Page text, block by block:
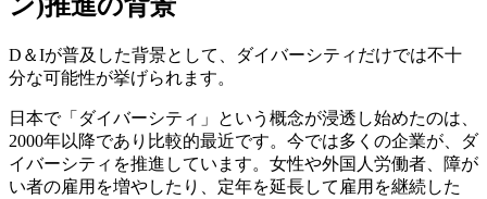
ン)推進の背景
D＆Iが普及した背景として、ダイバーシティだけでは不十
分な可能性が挙げられます。
日本で「ダイバーシティ」という概念が浸透し始めたのは、
2000年以降であり比較的最近です。今では多くの企業が、ダ
イバーシティを推進しています。女性や外国人労働者、障が
い者の雇用を増やしたり、定年を延長して雇用を継続した